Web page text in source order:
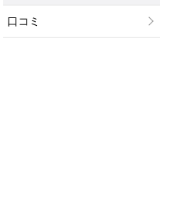
フォトウエディング/前撮りショ
口コミ